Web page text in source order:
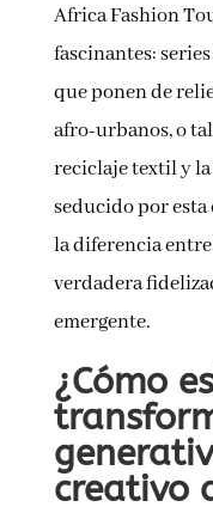
Africa Fashion
fascinantes:
que ponen de
afro-urbanos, o
reciclaje textil y
seducido por
la diferencia
verdadera
emergente.
¿Cómo
creativo